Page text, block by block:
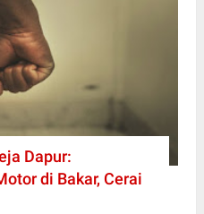
Dapur:
di Bakar, Cerai